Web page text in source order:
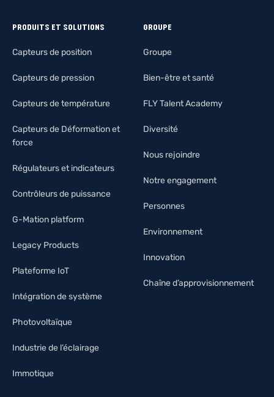
PRODUITS ET SOLUTIONS
Capteurs de position
Capteurs de pression
Capteurs de température
Capteurs de Déformation et
force
Régulateurs et indicateurs
Contrôleurs de puissance
G-Mation platform
Legacy Products
Plateforme IoT
Intégration de système
Photovoltaïque
Industrie de l’éclairage
Immotique
GROUPE
Groupe
Bien-être et santé
FLY Talent Academy
Diversité
Nous rejoindre
Notre engagement
Personnes
Environnement
Innovation
Chaîne d’approvisionnement